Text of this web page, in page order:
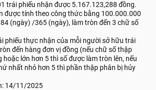
trái phiếu nhận được 5.167.123,288 đồng.
được tính theo công thức bằng 100.000.000
(ngày) /365 (ngày), làm tròn đến 3 chữ số
phiếu thực nhận của mỗi người sở hữu trái
đến hàng đơn vị đồng (nếu chữ số thập
lớn hơn 5 thì số được làm tròn lên, nếu
nhất nhỏ hơn 5 thì phần thập phân bị hủy
14/11/2025